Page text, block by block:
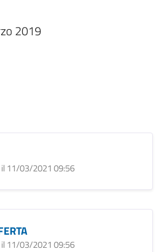
2019
11/03/2021 09:56
11/03/2021 09:56